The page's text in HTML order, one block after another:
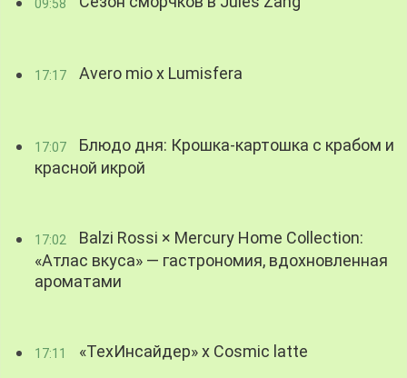
09:58
17:17 Avero mio x Lumisfera
17:07
Блюдо дня: Крошка-картошка с крабом и
красной икрой
17:02
Balzi Rossi × Mercury Home Collection:
«Атлас вкуса» — гастрономия, вдохновленная
ароматами
17:11 «ТехИнсайдер» х Cosmic latte